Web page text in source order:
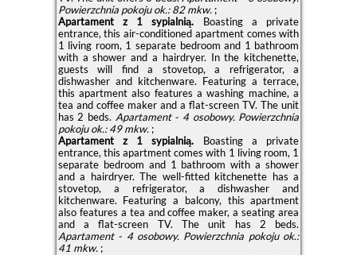
Powierzchnia pokoju ok.: 82 mkw.;
Apartament z 1 sypialnią. Boasting a private
entrance, this air-conditioned apartment comes with
1 living room, 1 separate bedroom and 1 bathroom
with a shower and a hairdryer. In the kitchenette,
guests will find a stovetop, a refrigerator, a
dishwasher and kitchenware. Featuring a terrace,
this apartment also features a washing machine, a
tea and coffee maker and a flat-screen TV. The unit
has 2 beds. Apartament - 4 osobowy. Powierzchnia
pokoju ok.: 49 mkw.;
Apartament z 1 sypialnią. Boasting a private
entrance, this apartment comes with 1 living room, 1
separate bedroom and 1 bathroom with a shower
and a hairdryer. The well-fitted kitchenette has a
stovetop, a refrigerator, a dishwasher and
kitchenware. Featuring a balcony, this apartment
also features a tea and coffee maker, a seating area
and a flat-screen TV. The unit has 2 beds.
Apartament - 4 osobowy. Powierzchnia pokoju ok.:
41 mkw.;